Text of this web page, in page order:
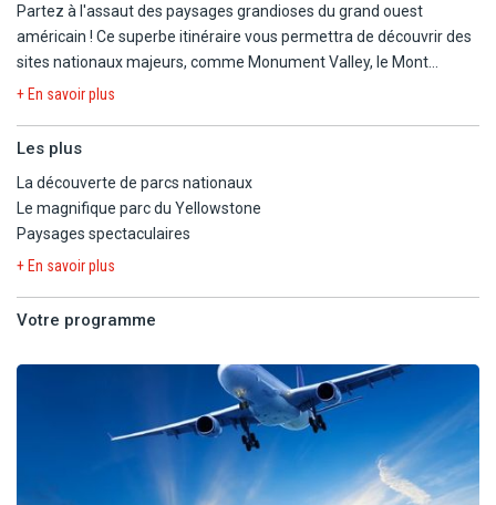
Partez à l'assaut des paysages grandioses du grand ouest
américain ! Ce superbe itinéraire vous permettra de découvrir des
sites nationaux majeurs, comme Monument Valley, le Mont
Rushmore, ainsi que 6 parcs nationaux dont celui de Grand Teton
- Nuit à San Francisco en centre ville
- 6 parcs nationaux inclus
- Plusieurs sites Nationaux majeurs (Monument Valley, Dinosaur
NM. Mont Rushmore, Crazy Horse…)
complète)
- Un circuit exclusivement francophone.
NB : Ce circuit, dense et rythmé, implique de longs trajets en
autocar afin de couvrir l'ensemble des parcs emblématiques au
programme — une condition nécessaire pour vivre cette
immersion unique dans l'Ouest sauvage. Les hôtels, souvent
+ En savoir plus
Les plus
La découverte de parcs nationaux
Le magnifique parc du Yellowstone
Paysages spectaculaires
+ En savoir plus
Votre programme